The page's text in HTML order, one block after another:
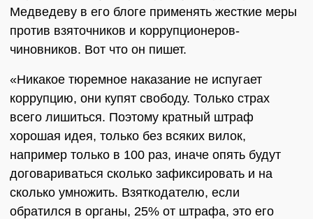
Медведеву в его блоге применять жесткие меры
против взяточников и коррупционеров-
чиновников. Вот что он пишет.
«Никакое тюремное наказание не испугает
коррупцию, они купят свободу. Только страх
всего лишиться. Поэтому кратный штраф
хорошая идея, только без всяких вилок,
например только в 100 раз, иначе опять будут
договариваться сколько зафиксировать и на
сколько умножить. Взяткодателю, если
обратился в органы, 25% от штрафа, это его